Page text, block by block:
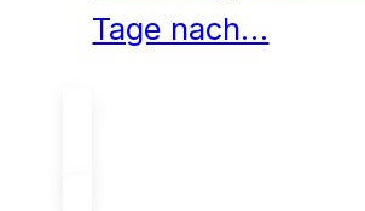
Tage nach…